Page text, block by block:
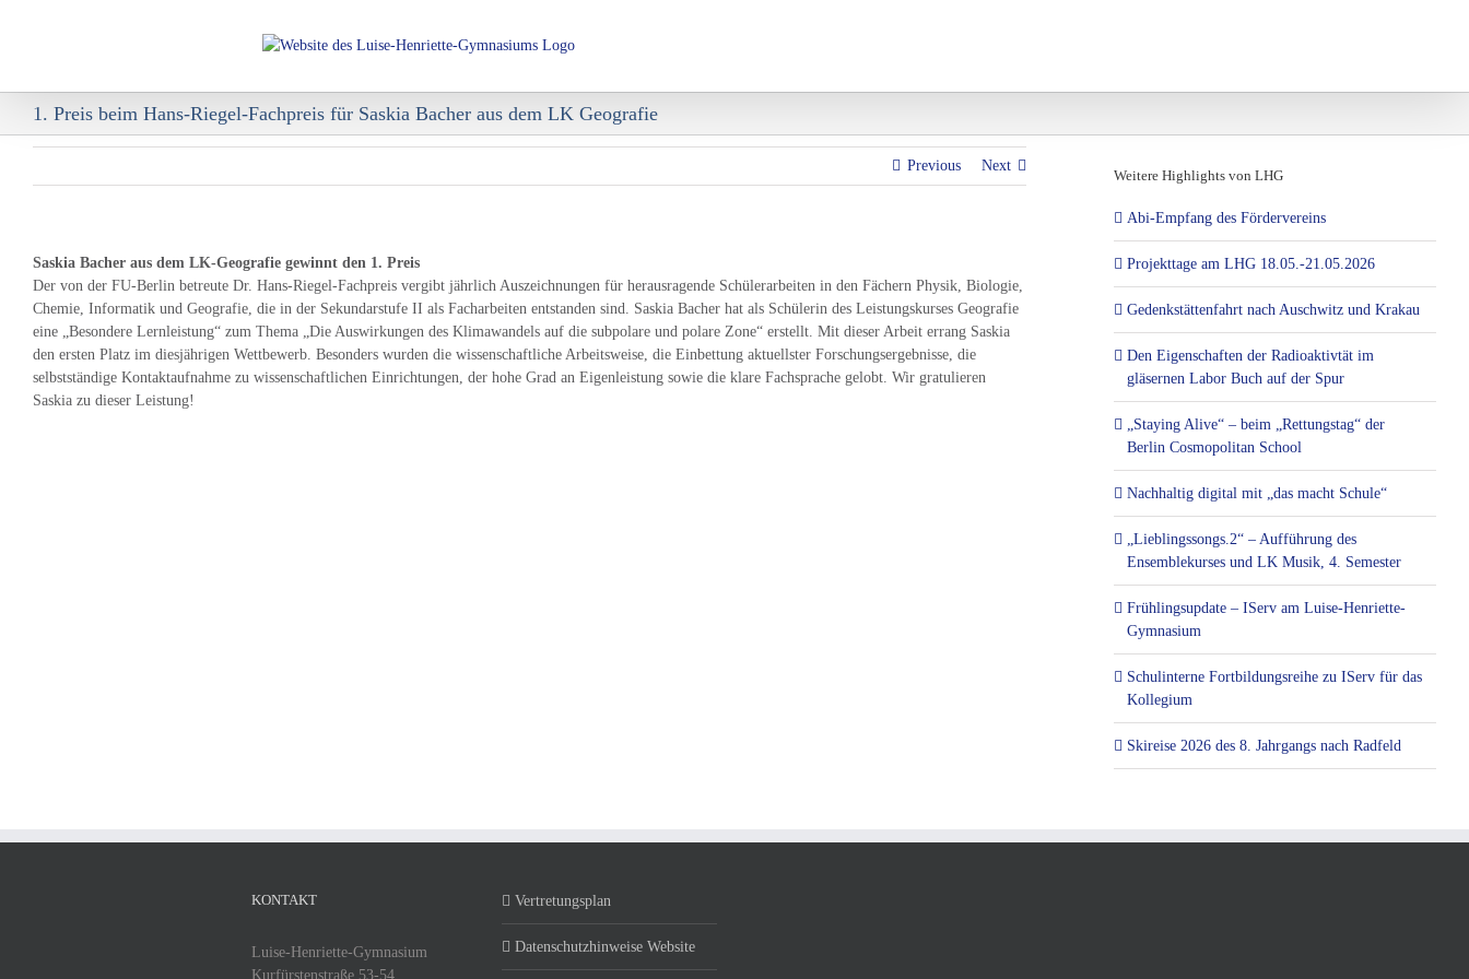
1. Preis beim Hans-Riegel-Fachpreis für Saskia Bacher aus dem LK Geografie
Previous Next
Saskia Bacher aus dem LK-Geografie gewinnt den 1. Preis
Der von der FU-Berlin betreute Dr. Hans-Riegel-Fachpreis vergibt jährlich Auszeichnungen für herausragende Schülerarbeiten in den Fächern Physik, Biologie,
Chemie, Informatik und Geografie, die in der Sekundarstufe II als Facharbeiten entstanden sind. Saskia Bacher hat als Schülerin des Leistungskurses Geografie
eine „Besondere Lernleistung“ zum Thema „Die Auswirkungen des Klimawandels auf die subpolare und polare Zone“ erstellt. Mit dieser Arbeit errang Saskia
den ersten Platz im diesjährigen Wettbewerb. Besonders wurden die wissenschaftliche Arbeitsweise, die Einbettung aktuellster Forschungsergebnisse, die
selbstständige Kontaktaufnahme zu wissenschaftlichen Einrichtungen, der hohe Grad an Eigenleistung sowie die klare Fachsprache gelobt. Wir gratulieren
Saskia zu dieser Leistung!
Weitere Highlights von LHG
Abi-Empfang des Fördervereins
Projekttage am LHG 18.05.-21.05.2026
Gedenkstättenfahrt nach Auschwitz und Krakau
Den Eigenschaften der Radioaktivtät im
gläsernen Labor Buch auf der Spur
„Staying Alive“ – beim „Rettungstag“ der
Berlin Cosmopolitan School
Nachhaltig digital mit „das macht Schule“
„Lieblingssongs.2“ – Aufführung des
Ensemblekurses und LK Musik, 4. Semester
Frühlingsupdate – IServ am Luise-Henriette-
Gymnasium
Schulinterne Fortbildungsreihe zu IServ für das
Kollegium
Skireise 2026 des 8. Jahrgangs nach Radfeld
KONTAKT
Luise-Henriette-Gymnasium
Kurfürstenstraße 53-54
Vertretungsplan
Datenschutzhinweise Website